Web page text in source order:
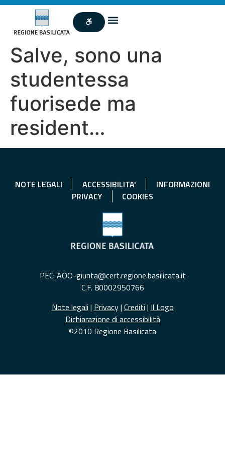
Salve, sono una
studentessa
fuorisede ma
resident…
NOTE LEGALI ACCESSIBILITA'
INFORMAZIONI
PRIVACY
COOKIES
PEC: AOO-giunta@cert.regione.basilicata.it
C.F. 80002950766
Note legali | Privacy| Crediti | Il Logo
Dichiarazione di accessibilità
©2010 Regione Basilicata